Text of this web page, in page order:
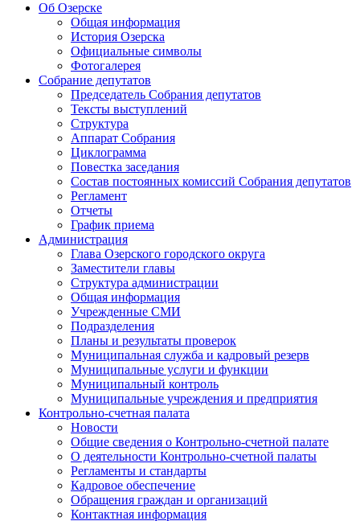
Об Озерске
Общая информация
История Озерска
Официальные символы
Фотогалерея
Собрание депутатов
Председатель Собрания депутатов
Тексты выступлений
Структура
Аппарат Собрания
Циклограмма
Повестка заседания
Состав постоянных комиссий Собрания депутатов
Регламент
Отчеты
График приема
Администрация
Глава Озерского городского округа
Заместители главы
Структура администрации
Общая информация
Учрежденные СМИ
Подразделения
Планы и результаты проверок
Муниципальная служба и кадровый резерв
Муниципальные услуги и функции
Муниципальный контроль
Муниципальные учреждения и предприятия
Контрольно-счетная палата
Новости
Общие сведения о Контрольно-счетной палате
О деятельности Контрольно-счетной палаты
Регламенты и стандарты
Кадровое обеспечение
Обращения граждан и организаций
Контактная информация